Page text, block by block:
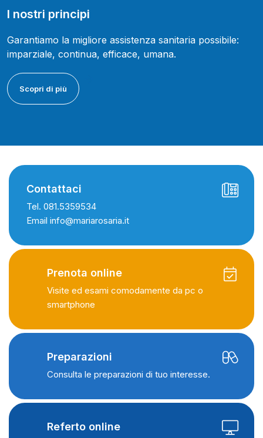
I nostri principi
Garantiamo la migliore assistenza sanitaria possibile:
imparziale, continua, efficace, umana.
Scopri di più
Contattaci
Tel. 081.5359534
Email info@mariarosaria.it
Prenota online
Visite ed esami comodamente da pc o
smartphone
Preparazioni
Consulta le preparazioni di tuo interesse.
Referto online